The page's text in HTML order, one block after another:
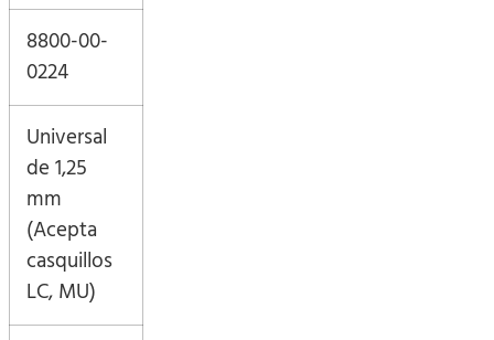
8800-00-
0224
Universal
de 1,25
mm
(Acepta
casquillos
LC, MU)